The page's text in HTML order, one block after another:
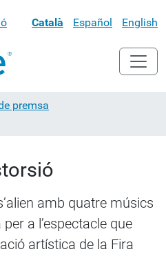
Català Español English
premsa
amb quatre músics
a l’espectacle que
artística de la Fira